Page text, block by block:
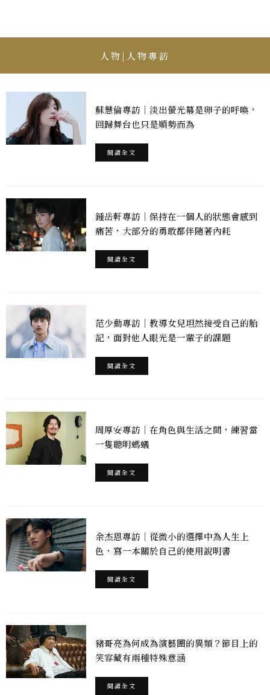
人物|人物專訪
蘇慧倫專訪｜淡出螢光幕是卵子的呼喚，
回歸舞台也只是順勢而為
閱讀全文
鍾岳軒專訪｜保持在一個人的狀態會感到
痛苦，大部分的勇敢都伴隨著內耗
閱讀全文
范少勳專訪｜教導女兒坦然接受自己的胎
記，面對他人眼光是一輩子的課題
閱讀全文
周厚安專訪｜在角色與生活之間，練習當
一隻聰明螞蟻
閱讀全文
余杰恩專訪｜從微小的選擇中為人生上
色，寫一本關於自己的使用說明書
閱讀全文
豬哥亮為何成為演藝圈的異類？節目上的
笑容藏有兩種特殊意涵
閱讀全文